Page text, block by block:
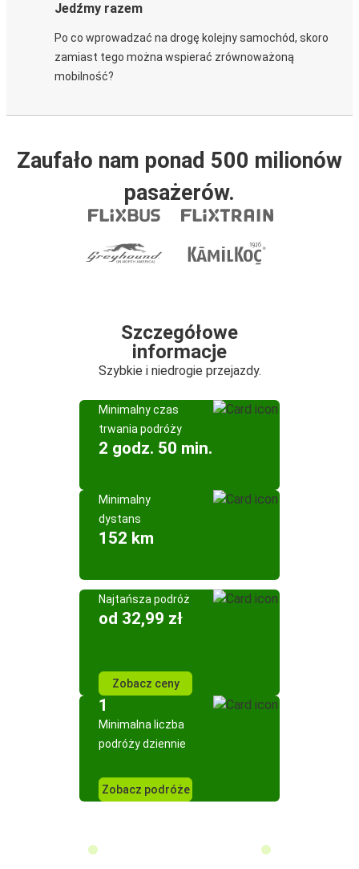
Jedźmy razem
Po co wprowadzać na drogę kolejny samochód, skoro
zamiast tego można wspierać zrównoważoną
mobilność?
Zaufało nam ponad 500 milionów
pasażerów.
Szczegółowe
informacje
Szybkie i niedrogie przejazdy.
Minimalny czas
trwania podróży
2 godz. 50 min.
Minimalny
dystans
152 km
Najtańsza podróż
od 32,99 zł
Zobacz ceny
1
Minimalna liczba
podróży dziennie
Zobacz podróże